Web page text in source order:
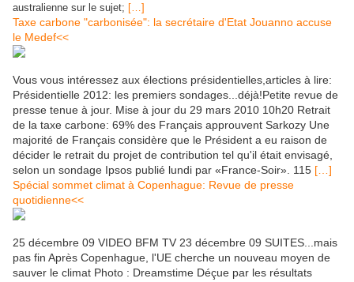
australienne sur le sujet; […]
Taxe carbone "carbonisée": la secrétaire d'Etat Jouanno accuse
le Medef<<
Vous vous intéressez aux élections présidentielles,articles à lire:
Présidentielle 2012: les premiers sondages...déjà!Petite revue de
presse tenue à jour. Mise à jour du 29 mars 2010 10h20 Retrait
de la taxe carbone: 69% des Français approuvent Sarkozy Une
majorité de Français considère que le Président a eu raison de
décider le retrait du projet de contribution tel qu'il était envisagé,
selon un sondage Ipsos publié lundi par «France-Soir». 115 […]
Spécial sommet climat à Copenhague: Revue de presse
quotidienne<<
25 décembre 09 VIDEO BFM TV 23 décembre 09 SUITES...mais
pas fin Après Copenhague, l'UE cherche un nouveau moyen de
sauver le climat Photo : Dreamstime Déçue par les résultats